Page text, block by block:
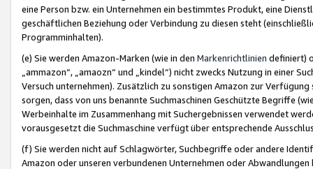
eine Person bzw. ein Unternehmen ein bestimmtes Produkt, eine
geschäftlichen Beziehung oder Verbindung zu diesen steht
Programminhalten).
(e) Sie werden Amazon-Marken (wie in den Markenrichtlinien definiert)
„ammazon“, „amaozn“ und „kindel“) nicht zwecks Nutzung in einer
Versuch unternehmen). Zusätzlich zu sonstigen Amazon zur
sorgen, dass von uns benannte Suchmaschinen Geschützte Begriffe
Werbeinhalte im Zusammenhang mit Suchergebnissen verwendet
vorausgesetzt die Suchmaschine verfügt über entsprechende
(f) Sie werden nicht auf Schlagwörter, Suchbegriffe oder andere
Amazon oder unseren verbundenen Unternehmen oder